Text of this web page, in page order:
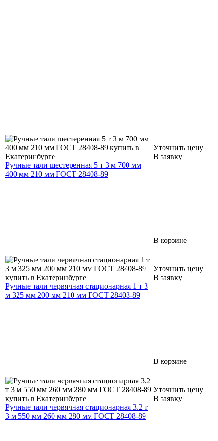
Ручные тали шестеренная 5 т 3 м 700 мм
400 мм 210 мм ГОСТ 28408-89
Уточнить цену
В заявку
В корзине
Ручные тали червячная стационарная 1 т 3
м 325 мм 200 мм 210 мм ГОСТ 28408-89
Уточнить цену
В заявку
В корзине
Ручные тали червячная стационарная 3.2 т
3 м 550 мм 260 мм 280 мм ГОСТ 28408-89
Уточнить цену
В заявку